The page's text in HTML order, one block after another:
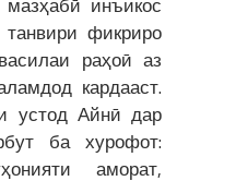
фикриро
раҳоӣ аз
кардааст.
устод Айнӣ дар
ба хурофот:
аморат,